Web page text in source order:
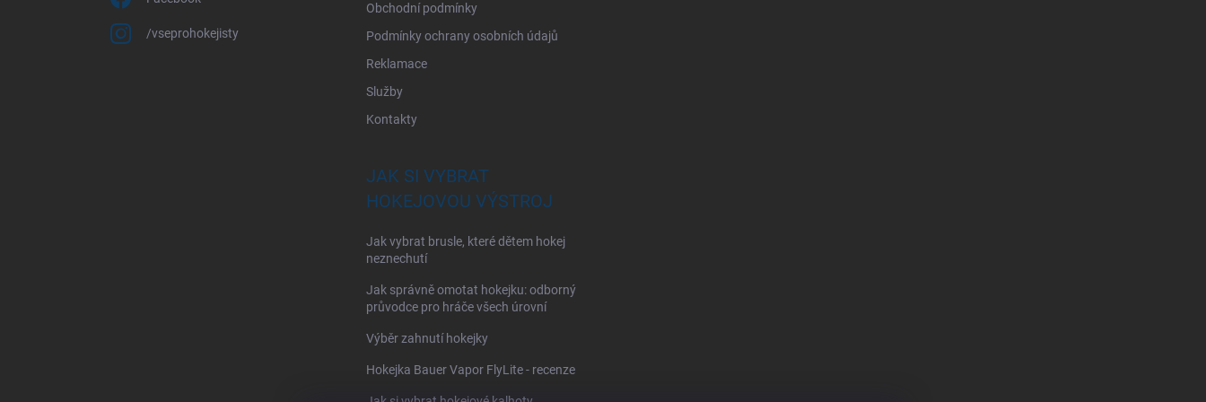
/vseprohokejisty
Obchodní podmínky
Podmínky ochrany osobních údajů
Reklamace
Služby
Kontakty
JAK SI VYBRAT
HOKEJOVOU VÝSTROJ
Jak vybrat brusle, které dětem hokej
neznechutí
Jak správně omotat hokejku: odborný
průvodce pro hráče všech úrovní
Výběr zahnutí hokejky
Hokejka Bauer Vapor FlyLite - recenze